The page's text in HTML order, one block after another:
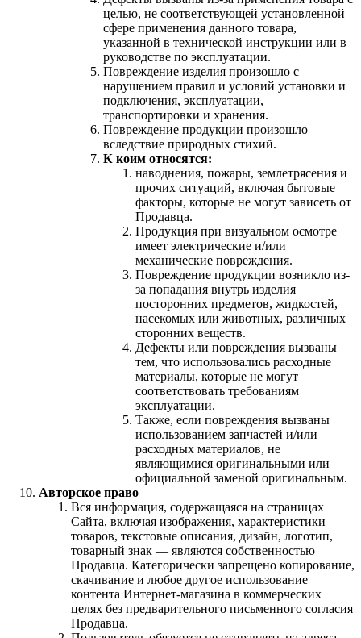
целью, не соответствующей установленной
сфере применения данного товара,
указанной в технической инструкции или в
руководстве по эксплуатации.
Повреждение изделия произошло с
нарушением правил и условий установки и
подключения, эксплуатации,
транспортировки и хранения.
Повреждение продукции произошло
вследствие природных стихий.
К коим относятся:
наводнения, пожары, землетрясения и
прочих ситуаций, включая бытовые
факторы, которые не могут зависеть от
Продавца.
Продукция при визуальном осмотре
имеет электрические и/или
механические повреждения.
Повреждение продукции возникло из-
за попадания внутрь изделия
посторонних предметов, жидкостей,
насекомых или животных, различных
сторонних веществ.
Дефекты или повреждения вызваны
тем, что использовались расходные
материалы, которые не могут
соответствовать требованиям
эксплуатации.
Также, если повреждения вызваны
использованием запчастей и/или
расходных материалов, не
являющимися оригинальными или
официальной заменой оригинальным.
Авторское право
Вся информация, содержащаяся на страницах
Сайта, включая изображения, характеристики
товаров, текстовые описания, дизайн, логотип,
товарный знак — являются собственностью
Продавца. Категорически запрещено копирование,
скачивание и любое другое использование
контента Интернет-магазина в коммерческих
целях без предварительного письменного согласия
Продавца.